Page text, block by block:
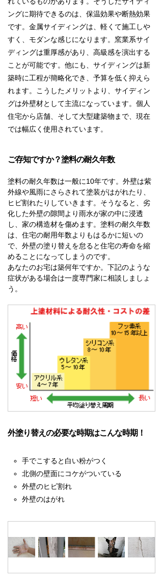
ングに期待できるのは、保温効果や断熱効果
です。金属サイディングは、軽くて施工しや
すく、モダンな感じになります。窯業系サイ
ディングは重厚感があり、高級感を演出する
ことが可能です。他にも、サイディングは新
築時に工程が簡略化でき、予算を低く抑えら
れます。こうしたメリットより、サイディン
グは外壁材として主流になっています。個人
住宅から店舗、そして大型建築物まで、現在
では幅広く使用されています。
ご存知ですか？塗料の耐久年数
塗料の耐久年数は一般に10年です。外壁は紫
外線や風雨にさらされて塗装がはがれたり、
ヒビ割れたりしていきます。そうなると、劣
化した外壁の隙間より雨水が家の中に浸透
し、家の構造材を傷めます。塗料の耐久年数
は、住宅の耐用年数よりもはるかに短いの
で、外壁の塗り替えを怠ると住宅の寿命を縮
めることになってしまうのです。
あなたのお宅は築何年ですか。下記のような
症状がある場合は一度専門家に相談しましょ
う。
外塗り替えの必要な時期はこんな時期！
手でこすると白い粉がつく
北側の壁面にコケがついている
外壁のヒビ割れ
外壁のはがれ